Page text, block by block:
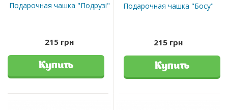
Подарочная чашка "Подрузі"
215 грн
Купить
Подарочная чашка "Босу"
215 грн
Купить